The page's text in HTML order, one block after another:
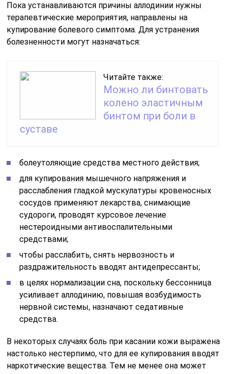
Пока устанавливаются причины аллодинии нужны
терапевтические мероприятия, направлены на
купирование болевого симптома. Для устранения
болезненности могут назначаться:
Читайте также:
Можно ли бинтовать
колено эластичным
бинтом при боли в
суставе
болеутоляющие средства местного действия;
для купирования мышечного напряжения и
расслабления гладкой мускулатуры кровеносных
сосудов применяют лекарства, снимающие
судороги, проводят курсовое лечение
нестероидными антивоспалительными
средствами;
чтобы расслабить, снять нервозность и
раздражительность вводят антидепрессанты;
в целях нормализации сна, поскольку бессонница
усиливает аллодинию, повышая возбудимость
нервной системы, назначают седативные
средства.
В некоторых случаях боль при касании кожи выражена
настолько нестерпимо, что для ее купирования вводят
наркотические вещества. Тем не менее она может